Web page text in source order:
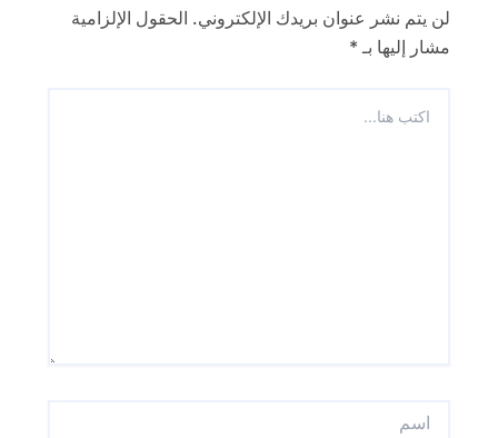
لن يتم نشر عنوان بريدك الإلكتروني. الحقول الإلزامية
مشار إليها بـ *
هنا...